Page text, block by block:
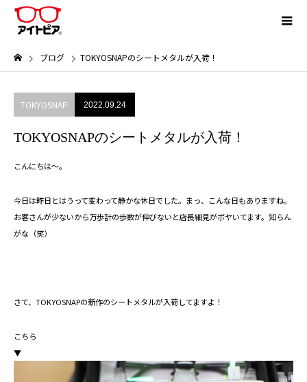
ブログ TOKYOSNAPのシートメタルが入荷！
TOKYOSNAP 2022.09.24
TOKYOSNAPのシートメタルが入荷！
こんにちは～。
今日は昨日とはうって変わって静かな休日でした。まっ、こんな日もありますね。
お客さんが少ないから万歩計の歩数が伸びないと店長細見がボヤいてます。知らん
がな（笑）
さて、TOKYOSNAPの新作のシートメタルが入荷してますよ！
こちら
▼